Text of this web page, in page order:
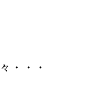
・・・